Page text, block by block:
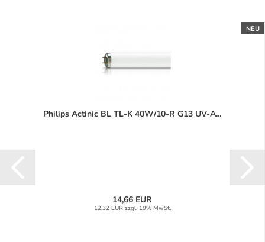
NEU
Philips Actinic BL TL-K 40W/10-R G13 UV-A...
14,66 EUR
12,32 EUR zzgl. 19% MwSt.